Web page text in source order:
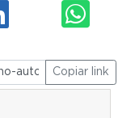
Copiar link